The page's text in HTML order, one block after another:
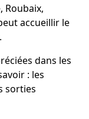
Roubaix,
accueillir le
dans les
: les
sorties